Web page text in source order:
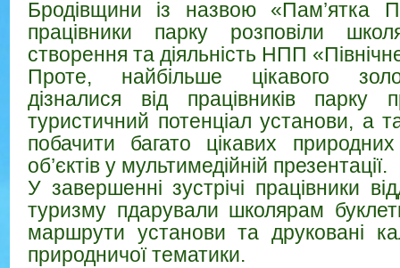
Бродівщини із назвою «Пам’ятка
працівники парку розповіли
створення та діяльність НПП
Проте, найбільше цікавого
дізналися від працівників парку
туристичний потенціал установи, а
побачити багато цікавих
об’єктів у мультимедійній презентації.
У завершенні зустрічі працівники
туризму пдарували школярам
маршрути установи та друковані
природничої тематики.